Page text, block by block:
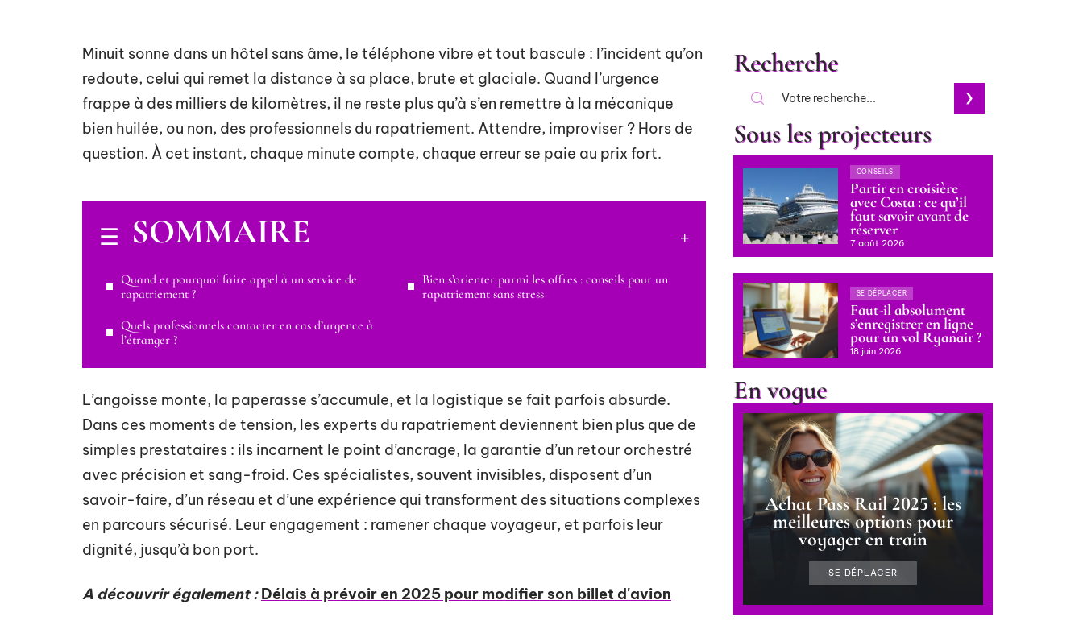
Minuit sonne dans un hôtel sans âme, le téléphone vibre et tout bascule : l’incident qu’on
redoute, celui qui remet la distance à sa place, brute et glaciale. Quand l’urgence
frappe à des milliers de kilomètres, il ne reste plus qu’à s’en remettre à la mécanique
bien huilée, ou non, des professionnels du rapatriement. Attendre, improviser ? Hors de
question. À cet instant, chaque minute compte, chaque erreur se paie au prix fort.
SOMMAIRE
Quand et pourquoi faire appel à un service de
rapatriement ?
Quels professionnels contacter en cas d’urgence à
l’étranger ?
Bien s’orienter parmi les offres : conseils pour un
rapatriement sans stress
L’angoisse monte, la paperasse s’accumule, et la logistique se fait parfois absurde.
Dans ces moments de tension, les experts du rapatriement deviennent bien plus que de
simples prestataires : ils incarnent le point d’ancrage, la garantie d’un retour orchestré
avec précision et sang-froid. Ces spécialistes, souvent invisibles, disposent d’un
savoir-faire, d’un réseau et d’une expérience qui transforment des situations complexes
en parcours sécurisé. Leur engagement : ramener chaque voyageur, et parfois leur
dignité, jusqu’à bon port.
A découvrir également : Délais à prévoir en 2025 pour modifier son billet d'avion
Recherche
Sous les projecteurs
CONSEILS
Partir en croisière
avec Costa : ce qu’il
faut savoir avant de
réserver
7 août 2026
SE DÉPLACER
Faut-il absolument
s’enregistrer en ligne
pour un vol Ryanair ?
18 juin 2026
En vogue
Achat Pass Rail 2025 : les
meilleures options pour
voyager en train
SE DÉPLACER